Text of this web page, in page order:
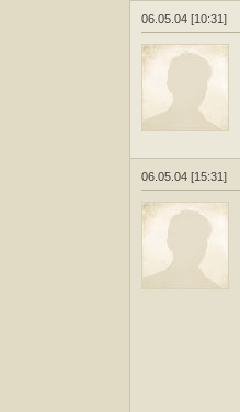
06.05.04 [10:31]
06.05.04 [15:31]